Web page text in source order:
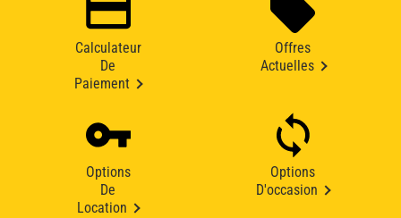
Calculateur
De
Paiement
Offres
Actuelles
Options
De
Location
Options
D'occasion